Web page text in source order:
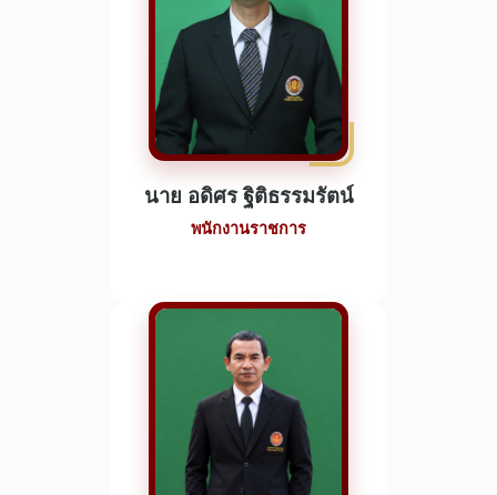
นาย อดิศร ฐิติธรรมรัตน์
พนักงานราชการ